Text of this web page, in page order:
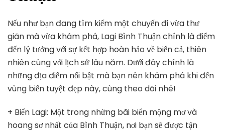
Nếu như bạn đang tìm kiếm một chuyến đi vừa thư
giãn mà vừa khám phá, Lagi Bình Thuận chính là điểm
đến lý tưởng với sự kết hợp hoàn hảo về biển cả, thiên
nhiên cùng với lịch sử lâu năm. Dưới đây chính là
những địa điểm nổi bật mà bạn nên khám phá khi đến
vùng biển tuyệt đẹp này, cùng theo dõi nhé!
+ Biển Lagi: Một trong những bãi biển mộng mơ và
hoang sơ nhất của Bình Thuận, nơi bạn sẽ được tận